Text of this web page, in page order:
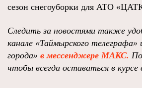
сезон снегоуборки для АТО
Следить за новостями также
канале «Таймырского телеграфа»
города» в мессенджере МАКС.
чтобы всегда оставаться в